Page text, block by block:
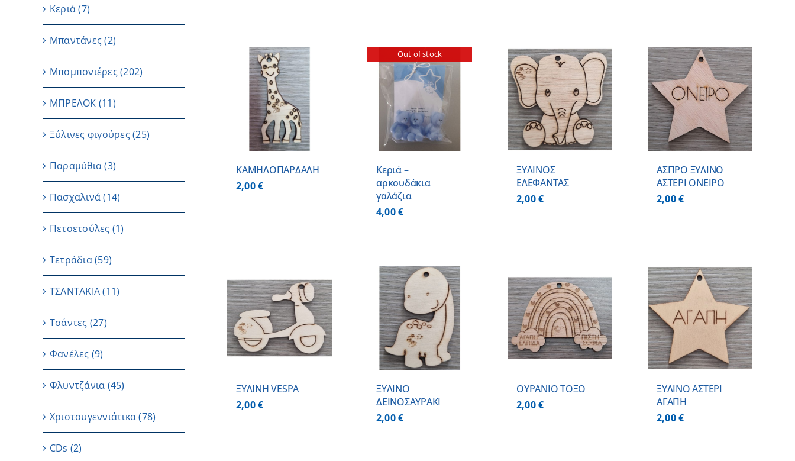
ΠΡΟΣΘΗΚΗ ΣΤΟ
ΚΑΜΗΛΟΠΑΡΔΑΛΗ
2,00€
Out of stock
ΛΕΠΤΟΜΕΡΕΙΕΣ
Κεριά –
αρκουδάκια
γαλάζια
4,00€
ΠΡΟΣΘΗΚΗ ΣΤΟ
ΚΑΛΑΘΙ
ΛΕΠΤΟΜΕΡΕΙΕΣ
ΞΥΛΙΝΟΣ
ΕΛΕΦΑΝΤΑΣ
2,00€
ΠΡΟΣΘΗΚΗ ΣΤΟ
ΚΑΛΑΘΙ
/
ΛΕΠΤΟΜΕΡΕΙΕΣ
ΑΣΠΡΟ ΞΥΛΙΝΟ
ΑΣΤΕΡΙ ΟΝΕΙΡΟ
2,00€
ΠΡΟΣΘΗΚΗ ΣΤΟ
ΞΥΛΙΝΗ VESPA
2,00€
ΠΡΟΣΘΗΚΗ ΣΤΟ
ΚΑΛΑΘΙ
/
ΛΕΠΤΟΜΕΡΕΙΕΣ
ΞΥΛΙΝΟ
ΔΕΙΝΟΣΑΥΡΑΚΙ
2,00€
ΠΡΟΣΘΗΚΗ ΣΤΟ
ΚΑΛΑΘΙ
ΛΕΠΤΟΜΕΡΕΙΕΣ
ΟΥΡΑΝΙΟ ΤΟΞΟ
2,00€
ΠΡΟΣΘΗΚΗ ΣΤΟ
ΚΑΛΑΘΙ
/
ΛΕΠΤΟΜΕΡΕΙΕΣ
ΞΥΛΙΝΟ ΑΣΤΕΡΙ
ΑΓΑΠΗ
2,00€
Κεριά (7)
Μπαντάνες (2)
Μπομπονιέρες(202)
ΜΠΡΕΛΟΚ (11)
Ξύλινες φιγούρες(25)
Παραμύθια (3)
Πασχαλινά (14)
Πετσετούλες (1)
Τετράδια(59)
ΤΣΑΝΤΑΚΙΑ (11)
Τσάντες (27)
Φανέλες (9)
Φλυντζάνια (45)
Χριστουγεννιάτικα(78)
CDs (2)